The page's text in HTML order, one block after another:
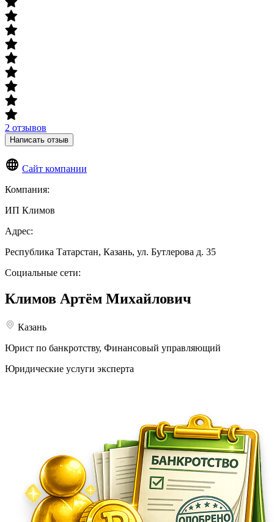
2 отзывов
Написать отзыв
Сайт компании
Компания:
ИП Климов
Адрес:
Республика Татарстан, Казань, ул. Бутлерова д. 35
Социальные сети:
Климов Артём Михайлович
Казань
Юрист по банкротству, Финансовый управляющий
Юридические услуги эксперта